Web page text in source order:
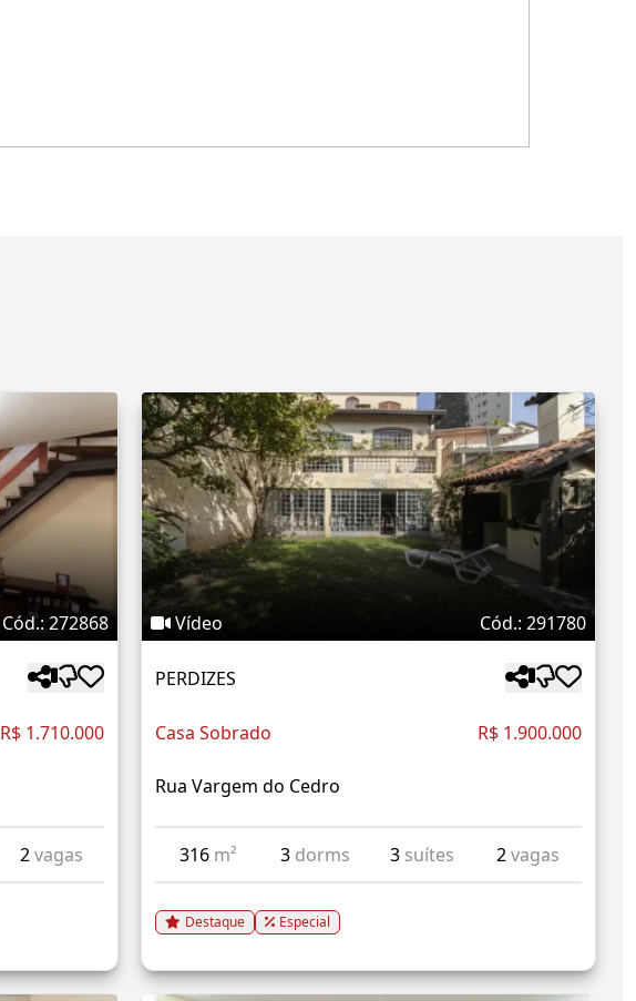
Cód.: 272868
R$ 1.710.000
2vagas
Vídeo Cód.: 291780
PERDIZES
Casa Sobrado R$ 1.900.000
Rua Vargem do Cedro
316 m² 3 dorms 3 suítes 2vagas
Destaque Especial